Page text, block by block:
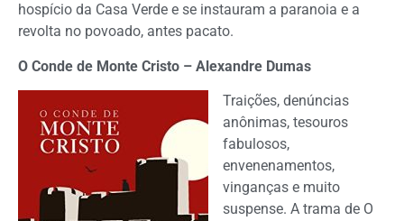
hospício da Casa Verde e se instauram a paranoia e a
revolta no povoado, antes pacato.
O Conde de Monte Cristo – Alexandre Dumas
Traições, denúncias
anônimas, tesouros
fabulosos,
envenenamentos,
vinganças e muito
suspense. A trama de O